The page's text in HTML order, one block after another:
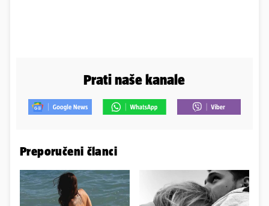
Prati naše kanale
Preporučeni članci